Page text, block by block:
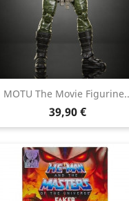
MOTU The Movie
Prix
39,90 €
Aperçu rapide